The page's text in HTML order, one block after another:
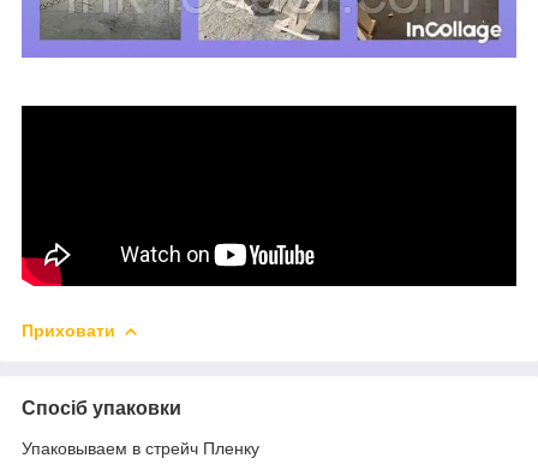
Приховати
Спосіб упаковки
Упаковываем в стрейч Пленку